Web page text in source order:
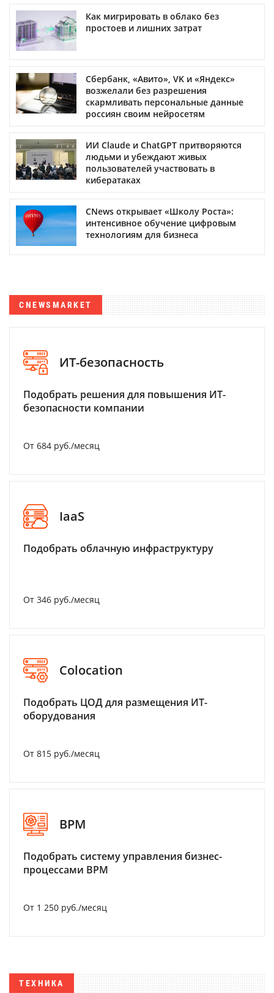
Как мигрировать в облако без
простоев и лишних затрат
Сбербанк, «Авито», VK и «Яндекс»
возжелали без разрешения
скармливать персональные данные
россиян своим нейросетям
ИИ Claude и ChatGPT притворяются
людьми и убеждают живых
пользователей участвовать в
кибератаках
CNews открывает «Школу Роста»:
интенсивное обучение цифровым
технологиям для бизнеса
CNEWSMARKET
ИТ-безопасность
Подобрать решения для повышения ИТ-
безопасности компании
От 684 руб./месяц
IaaS
Подобрать облачную инфраструктуру
От 346 руб./месяц
Colocation
Подобрать ЦОД для размещения ИТ-
оборудования
От 815 руб./месяц
BPM
Подобрать систему управления бизнес-
процессами BPM
От 1 250 руб./месяц
ТЕХНИКА